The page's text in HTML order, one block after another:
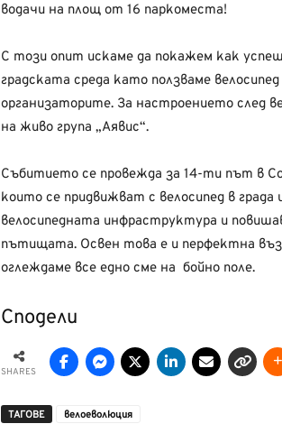
водачи на площ от 16 паркоместа!
С този опит искаме да покажем как
градската среда като ползваме
организаторите. За настроението след
на живо група „Аявис“.
Събитието се провежда за 14-ти път в
които се придвижват с велосипед в
велосипедната инфраструктура и
пътищата. Освен това е и перфектна
оглеждаме все едно сме на бойно поле.
Сподели
SHARES
ТАГОВЕ велоеволюция